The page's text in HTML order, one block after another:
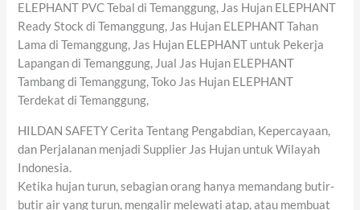
ELEPHANT PVC Tebal di Temanggung, Jas Hujan ELEPHANT
Ready Stock di Temanggung, Jas Hujan ELEPHANT Tahan
Lama di Temanggung, Jas Hujan ELEPHANT untuk Pekerja
Lapangan di Temanggung, Jual Jas Hujan ELEPHANT
Tambang di Temanggung, Toko Jas Hujan ELEPHANT
Terdekat di Temanggung,
HILDAN SAFETY Cerita Tentang Pengabdian, Kepercayaan,
dan Perjalanan menjadi Supplier Jas Hujan untuk Wilayah
Indonesia.
Ketika hujan turun, sebagian orang hanya memandang butir-
butir air yang turun, mengalir melewati atap, atau membuat